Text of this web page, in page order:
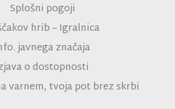
Splošni pogoji
hrib – Igralnica
javnega značaja
o dostopnosti
varnem, tvoja pot brez skrbi